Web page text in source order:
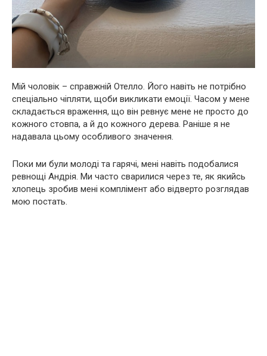
Мій чоловік – справжній Отелло. Його навіть не потрібно
спеціально чіпляти, щоби викликати емоції. Часом у мене
складається враження, що він ревнує мене не просто до
кожного стовпа, а й до кожного дерева. Раніше я не
надавала цьому особливого значення.
Поки ми були молоді та гарячі, мені навіть подобалися
ревнощі Андрія. Ми часто сварилися через те, як якийсь
хлопець зробив мені комплімент або відверто розглядав
мою постать.